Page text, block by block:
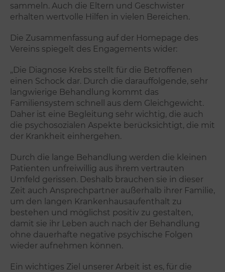
sammeln. Auch die Eltern und Geschwister
erhalten wertvolle Hilfen in vielen Bereichen.
Die Zusammenfassung auf der Homepage des
Vereins spiegelt des Engagements wider:
„Die Diagnose Krebs stellt für die Betroffenen
einen Schock dar. Durch die darauffolgende, sehr
langwierige Behandlung kommt das
Familiensystem schnell aus dem Gleichgewicht.
Daher ist eine Begleitung sehr wichtig, die auch
die psychosozialen Aspekte berücksichtigt, die mit
der Krankheit einhergehen.
Durch die lange Behandlung werden die kleinen
Patienten unfreiwillig aus ihrem vertrauten
Umfeld gerissen. Deshalb brauchen sie in dieser
Zeit auch Ansprechpartner außerhalb ihrer Familie,
um den langen Krankenhausaufenthalt zu
bestehen und möglichst positiv zu gestalten,
damit sie ihr Leben auch nach der Behandlung
ohne dauerhafte negative psychische Folgen
wieder aufnehmen können.
Ein wichtiges Ziel unserer Arbeit ist es, für die